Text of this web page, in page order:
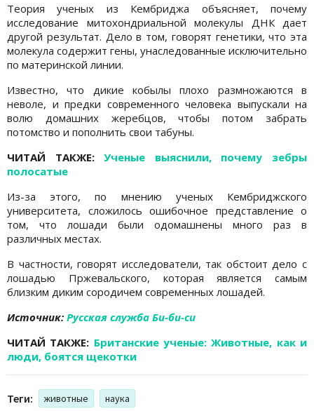
Теория ученых из Кембриджа объясняет, почему
исследование митохондриальной молекулы ДНК дает
другой результат. Дело в том, говорят генетики, что эта
молекула содержит гены, унаследованные исключительно
по материнской линии.
Известно, что дикие кобылы плохо размножаются в
неволе, и предки современного человека выпускали на
волю домашних жеребцов, чтобы потом забрать
потомство и пополнить свои табуны.
ЧИТАЙ ТАКЖЕ:Ученые выяснили, почему зебры
полосатые
Из-за этого, по мнению ученых Кембриджского
университета, сложилось ошибочное представление о
том, что лошади были одомашнены много раз в
различных местах.
В частности, говорят исследователи, так обстоит дело с
лошадью Пржевальского, которая является самым
близким диким сородичем современных лошадей.
Источник: Русская служба Би-би-си
ЧИТАЙ ТАКЖЕ: Британские ученые: Животные, как и
люди, боятся щекотки
Теги: животные наука